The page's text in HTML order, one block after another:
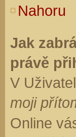
Nahoru
Jak
právě
V
moji
Online